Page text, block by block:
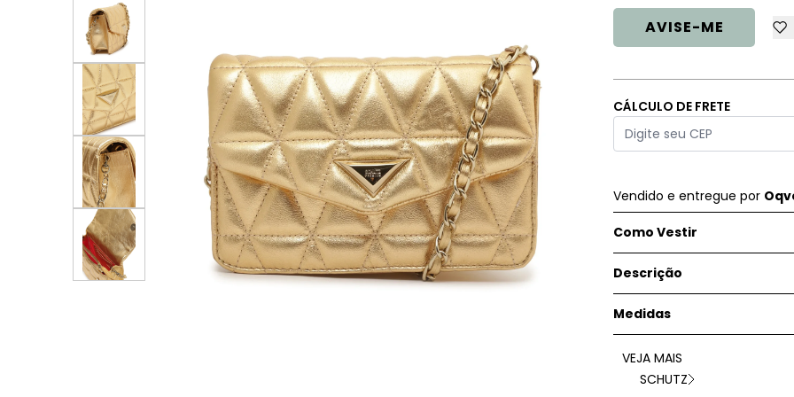
AVISE-ME
CÁLCULO DE FRETE
Vendido e entregue por
Como Vestir
Descrição
Medidas
VEJA MAIS
SCHUTZ